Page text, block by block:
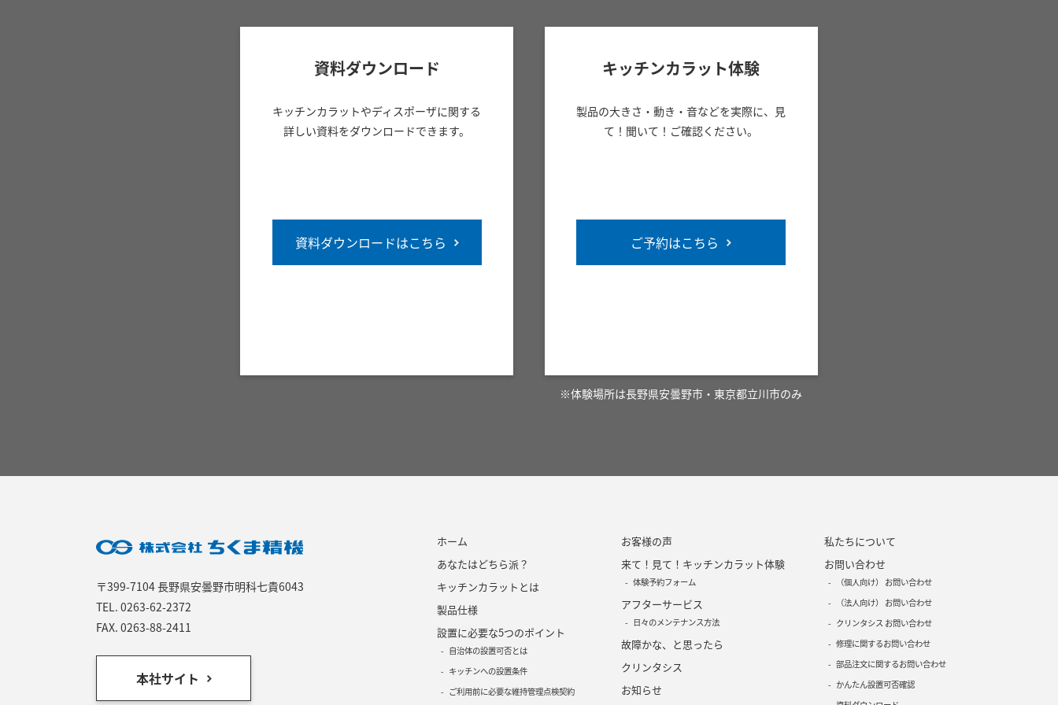
資料ダウンロード
キッチンカラットやディスポーザに関する
詳しい資料をダウンロードできます。
資料ダウンロードはこちら
キッチンカラット体験
製品の大きさ・動き・音などを実際に、見
て！聞いて！ご確認ください。
ご予約はこちら
※体験場所は長野県安曇野市・東京都立川市のみ
ホーム
あなたはどちら派？
キッチンカラットとは
製品仕様
設置に必要な5つのポイント
自治体の設置可否とは
キッチンへの設置条件
ご利用前に必要な維持管理点検契約
お客様の声
来て！見て！キッチンカラット体験
体験予約フォーム
アフターサービス
日々のメンテナンス方法
故障かな、と思ったら
クリンタシス
お知らせ
私たちについて
お問い合わせ
（個人向け） お問い合わせ
（法人向け） お問い合わせ
クリンタシス お問い合わせ
修理に関するお問い合わせ
部品注文に関するお問い合わせ
かんたん設置可否確認
〒399-7104 長野県安曇野市明科七貴6043
TEL. 0263-62-2372
FAX. 0263-88-2411
本社サイト